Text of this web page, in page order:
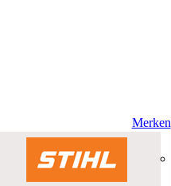
Merken